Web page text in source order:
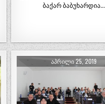
ბაქარ ბაბუხარდია…
ᲐᲞᲠᲘᲚᲘ 25, 2019